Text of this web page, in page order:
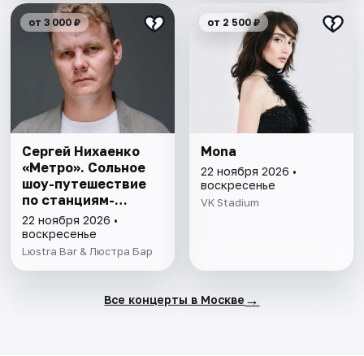
от 3 000 ₽
Сергей Нихаенко
«Метро». Сольное
шоу-путешествие
по станциям-
песням.
22 ноября 2026 •
воскресенье
Lюstra Bar & Люстра Бар
от 2 500 ₽
Mona
22 ноября 2026 •
воскресенье
VK Stadium
Все концерты в Москве →